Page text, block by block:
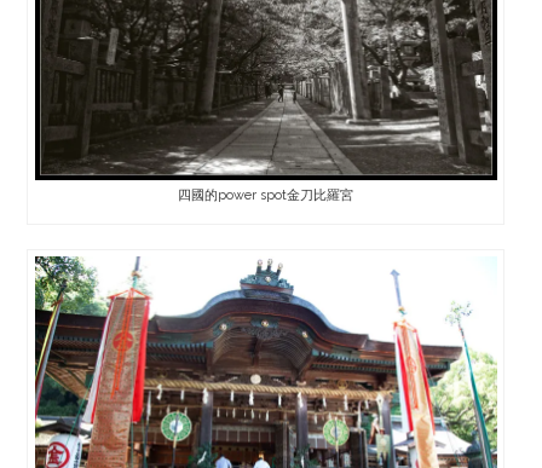
四國的power spot金刀比羅宮